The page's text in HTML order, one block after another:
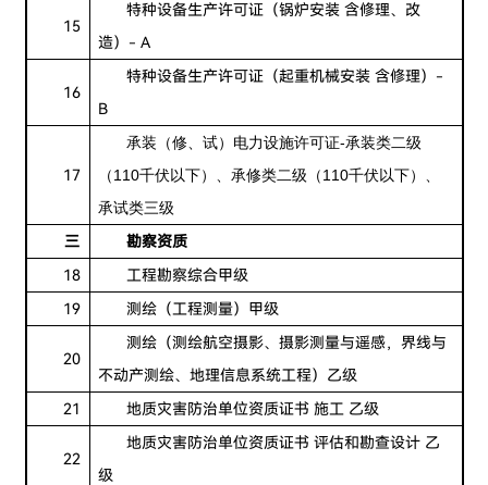
15
特种设备生产许可证（锅炉安装 含修理、改
造）- A
16
特种设备生产许可证（起重机械安装 含修理）-
B
17
承装（修、试）电力设施许可证-承装类二级
（110千伏以下）、承修类二级（110千伏以下）、
承试类三级
三
勘察资质
18
工程勘察综合甲级
19
测绘（工程测量）甲级
20
测绘（测绘航空摄影、摄影测量与遥感，界线与
不动产测绘、地理信息系统工程）乙级
21
地质灾害防治单位资质证书 施工 乙级
22
地质灾害防治单位资质证书 评估和勘查设计 乙
级